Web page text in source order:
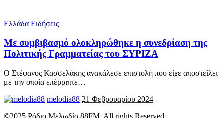
Ελλάδα Ειδήσεις
Με συμβιβασμό ολοκληρώθηκε η συνεδρίαση της
Πολιτικής Γραμματείας του ΣΥΡΙΖΑ
Ο Στέφανος Κασσελάκης ανακάλεσε επιστολή που είχε αποστείλει
με την οποία επέρριπτε…
melodia88 21 Φεβρουαρίου 2024
©2025 Ράδιο Μελωδία 88FM. All rights Reserved.